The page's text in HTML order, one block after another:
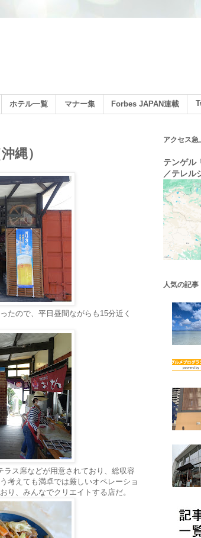
ホテル一覧 マナー集 Forbes JAPAN連載
縄）
たので、平日昼間ながらも15分近く
ス席などが用意されており、総収容
考えても満卓では厳しいオペレーショ
り、みんなでクリエイトする店だ。
アクセス急
テンゲル
／テレル
人気の記事